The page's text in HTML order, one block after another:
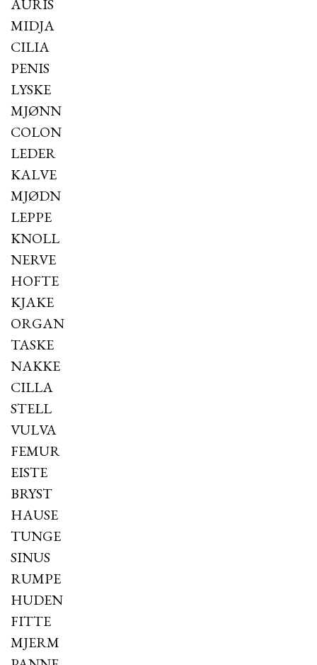
AURIS
MIDJA
CILIA
PENIS
LYSKE
MJØNN
COLON
LEDER
KALVE
MJØDN
LEPPE
KNOLL
NERVE
HOFTE
KJAKE
ORGAN
TASKE
NAKKE
CILLA
STELL
VULVA
FEMUR
EISTE
BRYST
HAUSE
TUNGE
SINUS
RUMPE
HUDEN
FITTE
MJERM